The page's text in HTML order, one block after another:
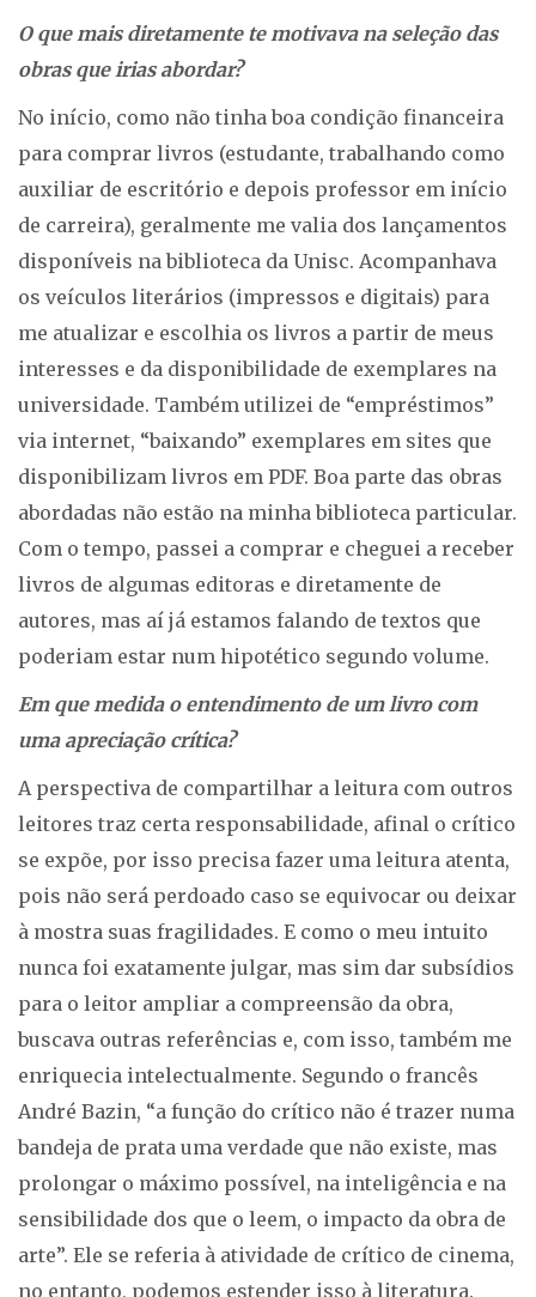
O que mais diretamente te motivava na seleção das
obras que irias abordar?
No início, como não tinha boa condição financeira
para comprar livros (estudante, trabalhando como
auxiliar de escritório e depois professor em início
de carreira), geralmente me valia dos lançamentos
disponíveis na biblioteca da Unisc. Acompanhava
os veículos literários (impressos e digitais) para
me atualizar e escolhia os livros a partir de meus
interesses e da disponibilidade de exemplares na
universidade. Também utilizei de “empréstimos”
via internet, “baixando” exemplares em sites que
disponibilizam livros em PDF. Boa parte das obras
abordadas não estão na minha biblioteca particular.
Com o tempo, passei a comprar e cheguei a receber
livros de algumas editoras e diretamente de
autores, mas aí já estamos falando de textos que
poderiam estar num hipotético segundo volume.
Em que medida o entendimento de um livro com
uma apreciação crítica?
A perspectiva de compartilhar a leitura com outros
leitores traz certa responsabilidade, afinal o crítico
se expõe, por isso precisa fazer uma leitura atenta,
pois não será perdoado caso se equivocar ou deixar
à mostra suas fragilidades. E como o meu intuito
nunca foi exatamente julgar, mas sim dar subsídios
para o leitor ampliar a compreensão da obra,
buscava outras referências e, com isso, também me
enriquecia intelectualmente. Segundo o francês
André Bazin, “a função do crítico não é trazer numa
bandeja de prata uma verdade que não existe, mas
prolongar o máximo possível, na inteligência e na
sensibilidade dos que o leem, o impacto da obra de
arte”. Ele se referia à atividade de crítico de cinema,
no entanto, podemos estender isso à literatura.